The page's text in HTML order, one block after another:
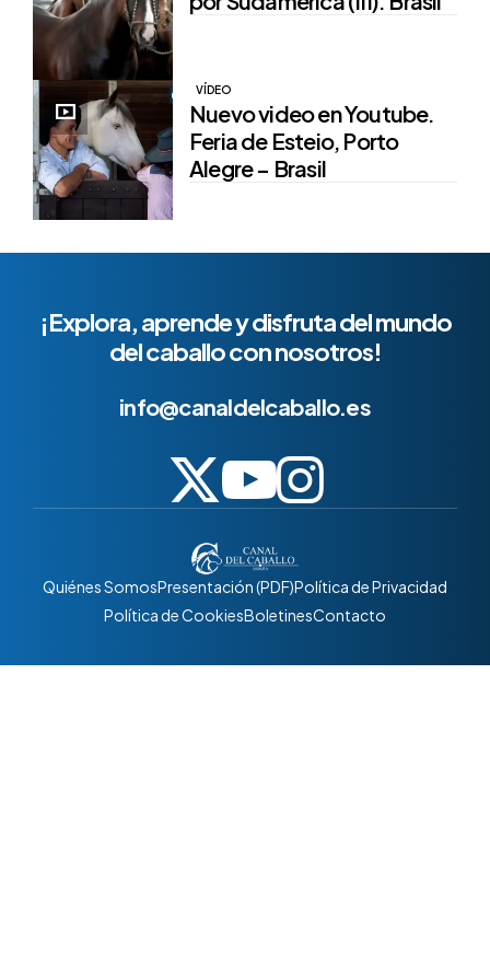
VÍDEO
Nuevo video en Youtube.
Feria de Esteio, Porto
Alegre – Brasil
¡Explora, aprende y disfruta del mundo
del caballo con nosotros!
info@canaldelcaballo.es
Quiénes SomosPresentación (PDF)Política de Privacidad
Política de CookiesBoletinesContacto